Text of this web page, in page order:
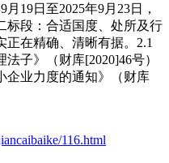
月19日至2025年9月23日，
标段：合适国度、处所及行
在精确、清晰有据。2.1
子》（财库[2020]46号）
企业力度的通知》（财库
116.html